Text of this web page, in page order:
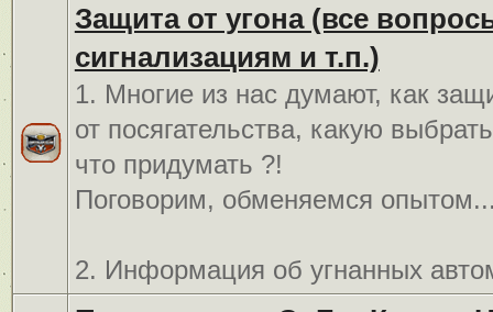
Защита от угона (все
сигнализациям и т.п.)
1. Многие из нас думают, как
от посягательства, какую
что придумать ?!
Поговорим, обменяемся
2. Информация об угнанных